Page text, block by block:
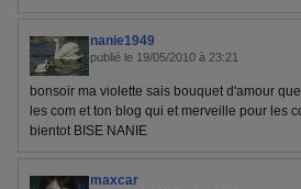
nanie1949
publié le 19/05/2010 à 23:21
bonsoir ma violette sais bouquet d'amour
les com et ton blog qui et merveille pour les
bientot BISE NANIE
maxcar